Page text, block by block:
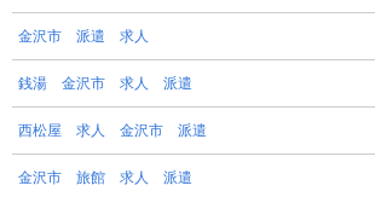
金沢市 派遣 求人
銭湯 金沢市 求人 派遣
西松屋 求人 金沢市 派遣
金沢市 旅館 求人 派遣